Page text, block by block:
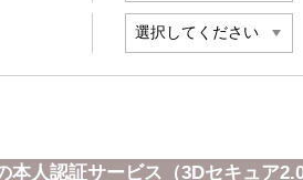
人認証サービス（3Dセキュア